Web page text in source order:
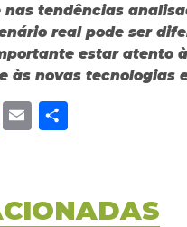
nas tendências
real pode ser
estar atento
às novas tecnologias
EmailShare